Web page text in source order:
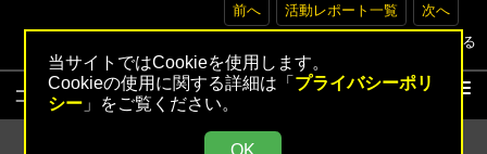
当サイトではCookieを使用します。
Cookieの使用に関する詳細は「 プライバシーポリ
シー」をご覧ください。
OK
前へ 活動レポート一覧
次へ
▲トップへ戻る
コンテンツ